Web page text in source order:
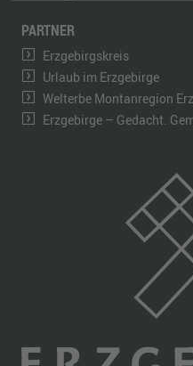
PARTNER
Erzgebirgskreis
Urlaub im Erzgebirge
Welterbe Montanregion
Erzgebirge – Gedacht.